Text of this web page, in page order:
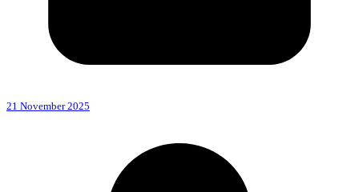
21 November 2025